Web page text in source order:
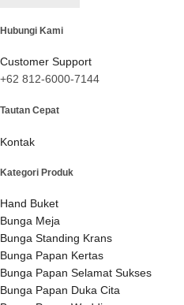
Hubungi Kami
Customer Support
+62 812-6000-7144
Tautan Cepat
Kontak
Kategori Produk
Hand Buket
Bunga Meja
Bunga Standing Krans
Bunga Papan Kertas
Bunga Papan Selamat Sukses
Bunga Papan Duka Cita